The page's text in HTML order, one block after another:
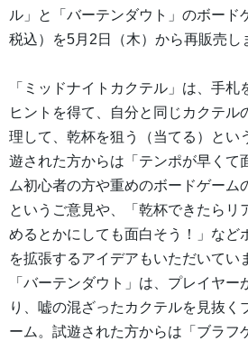
ル」と「バーテンダウト」のボード
税込）を5月2日（木）から再販売し
「ミッドナイトカクテル」は、手札
ヒントを得て、自分と同じカクテル
理して、乾杯を狙う（当てる）とい
遊された方からは「テンポが早くて
ム初心者の方や重めのボードゲーム
というご意見や、「乾杯できたらリ
めるとかにしても面白そう！」など
を拡張するアイデアもいただいてい
「バーテンダウト」は、プレイヤー
り、嘘の混ざったカクテルを見抜く
ーム。試遊された方からは「ブラフ